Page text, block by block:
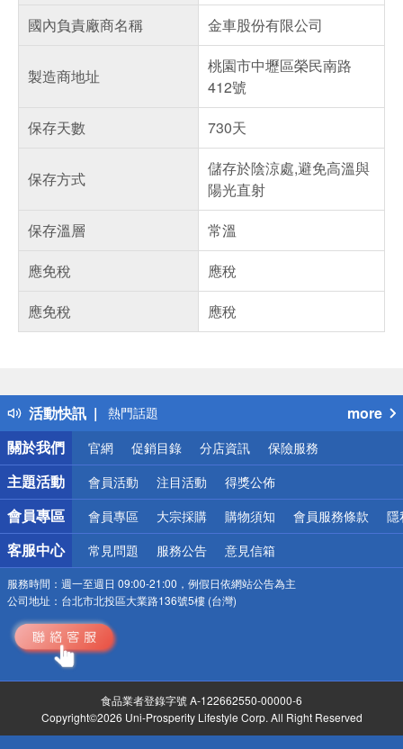
國內負責廠商名稱
金車股份有限公司
製造商地址
桃園市中壢區榮民南路
412號
保存天數
730天
保存方式
儲存於陰涼處,避免高溫與
陽光直射
保存溫層
常溫
應免稅
應稅
應免稅
應稅
活動快訊
得獎公告
熱門話題
銀行優惠
偏遠地區配送
詐騙網頁！請小心！
more
關於我們
官網 促銷目錄 分店資訊 保險服務
主題活動 會員活動 注目活動 得獎公佈
會員專區 會員專區 大宗採購 購物須知 會員服務條款 隱
客服中心 常見問題 服務公告 意見信箱
服務時間： 週一至週日 09:00-21:00，例假日依網站公告為主
公司地址： 台北市北投區大業路136號5樓 (台灣)
食品業者登錄字號 A-122662550-00000-6
Copyright©2026 Uni-Prosperity Lifestyle Corp. All Right Reserved